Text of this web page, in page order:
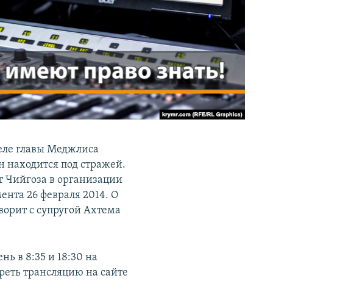
главы Меджлиса
находится под стражей.
в организации
26 февраля 2014. О
с супругой Ахтема
в 8:35 и 18:30 на
трансляцию на сайте